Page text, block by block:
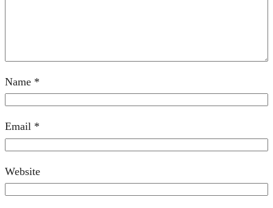
Name *
Email *
Website